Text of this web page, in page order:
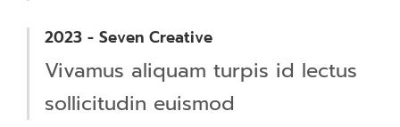
2023 - Seven Creative
Vivamus aliquam turpis id lectus
sollicitudin euismod